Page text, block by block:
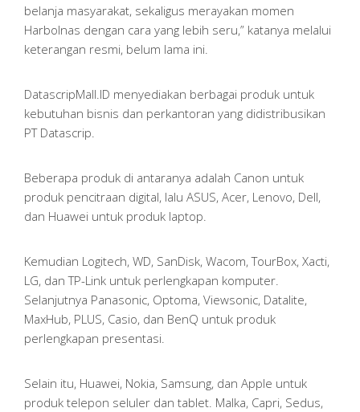
belanja masyarakat, sekaligus merayakan momen
Harbolnas dengan cara yang lebih seru,” katanya melalui
keterangan resmi, belum lama ini.
DatascripMall.ID menyediakan berbagai produk untuk
kebutuhan bisnis dan perkantoran yang didistribusikan
PT Datascrip.
Beberapa produk di antaranya adalah Canon untuk
produk pencitraan digital, lalu ASUS, Acer, Lenovo, Dell,
dan Huawei untuk produk laptop.
Kemudian Logitech, WD, SanDisk, Wacom, TourBox, Xacti,
LG, dan TP-Link untuk perlengkapan komputer.
Selanjutnya Panasonic, Optoma, Viewsonic, Datalite,
MaxHub, PLUS, Casio, dan BenQ untuk produk
perlengkapan presentasi.
Selain itu, Huawei, Nokia, Samsung, dan Apple untuk
produk telepon seluler dan tablet. Malka, Capri, Sedus,